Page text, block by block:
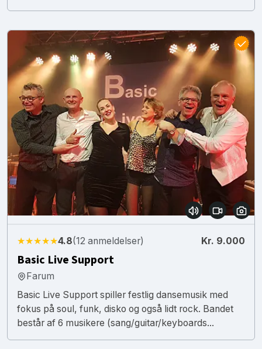
★★★★★4.8(12 anmeldelser) Kr. 9.000
Basic Live Support
Farum
Basic Live Support spiller festlig dansemusik med
fokus på soul, funk, disko og også lidt rock. Bandet
består af 6 musikere (sang/guitar/keyboards...